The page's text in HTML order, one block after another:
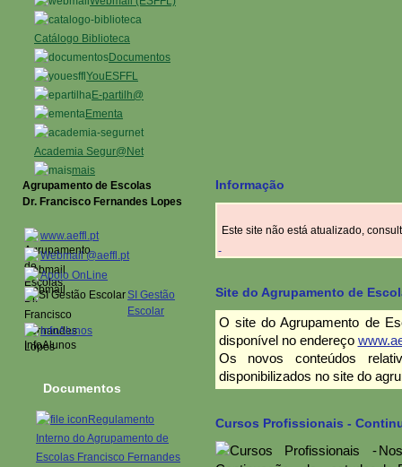
Catálogo Biblioteca
Documentos
YouESFFL
E-partilh@
Ementa
Academia Segur@Net
mais
Informação
Este site não está atualizado,
Site do Agrupamento de
O site do Agrupamento de
disponível no endereço
Os novos conteúdos
disponibilizados no site do
Cursos Profissionais -
Agrupamento de Escolas
Dr. Francisco Fernandes Lopes
www.aeffl.pt
Webmail @aeffl.pt
Apoio OnLine
SI Gestão
Escolar
InfoAlunos
Documentos
Regulamento
Interno do Agrupamento de
Escolas Francisco Fernandes